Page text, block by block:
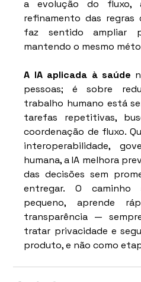
a evolução do fluxo,
refinamento das regras
faz sentido ampliar
mantendo o mesmo
A IA aplicada à saúde
pessoas; é sobre
trabalho humano está
tarefas repetitivas,
coordenação de fluxo.
interoperabilidade,
humana, a IA melhora
das decisões sem
entregar. O caminho
pequeno, aprende
transparência —
tratar privacidade e
produto, e não como